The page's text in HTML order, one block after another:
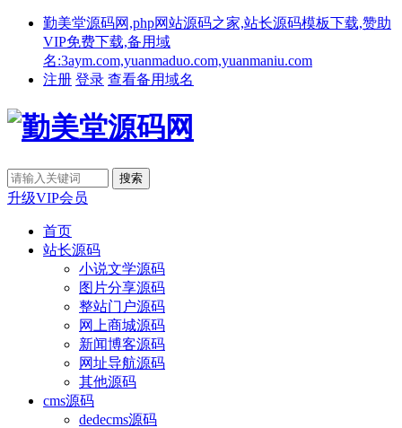
勤美堂源码网,php网站源码之家,站长源码模板下载,赞助
VIP免费下载,备用域
名:3aym.com,yuanmaduo.com,yuanmaniu.com
注册 登录 查看备用域名
升级VIP会员
首页
站长源码
小说文学源码
图片分享源码
整站门户源码
网上商城源码
新闻博客源码
网址导航源码
其他源码
cms源码
dedecms源码